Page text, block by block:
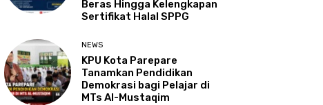
Beras Hingga Kelengkapan
Sertifikat Halal SPPG
NEWS
KPU Kota Parepare
Tanamkan Pendidikan
Demokrasi bagi Pelajar di
MTs Al-Mustaqim